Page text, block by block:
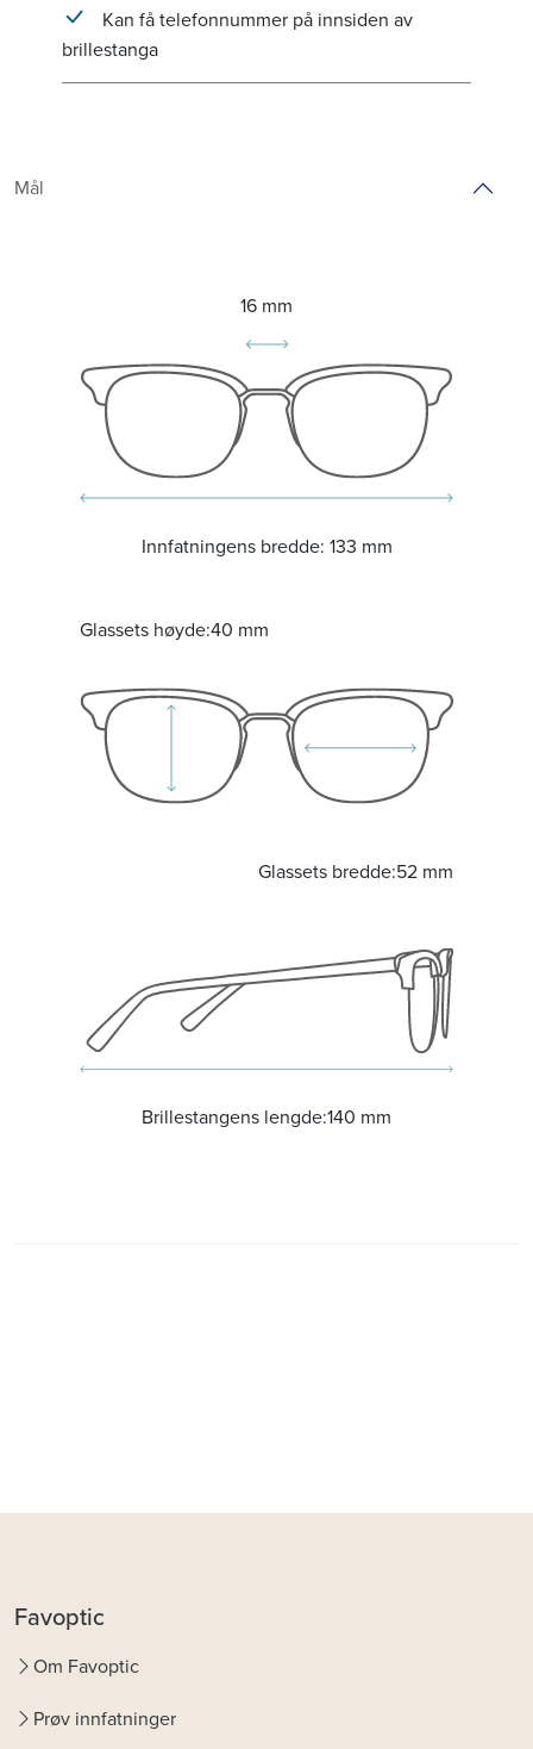
Kan få telefonnummer på innsiden av
brillestanga
Mål
16 mm
Innfatningens bredde: 133 mm
Glassets høyde:40 mm
Glassets bredde:52 mm
Brillestangens lengde:140 mm
Favoptic
Om Favoptic
Prøv innfatninger